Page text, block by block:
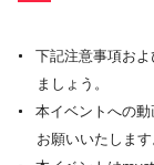
下記注意事項お
ましょう。
本イベントへの
お願いいたします